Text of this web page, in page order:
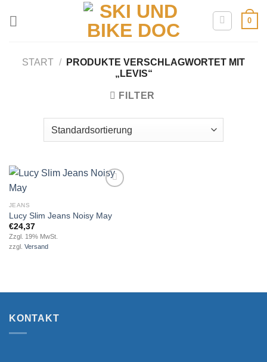
0
START /
PRODUKTE VERSCHLAGWORTET MIT
„LEVIS“
FILTER
Add to
JEANS
Lucy Slim Jeans Noisy May
€24,37
Zzgl. 19% MwSt.
zzgl. Versand
KONTAKT